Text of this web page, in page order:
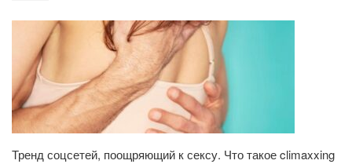
Тренд соцсетей, поощряющий к сексу. Что такое climaxxing